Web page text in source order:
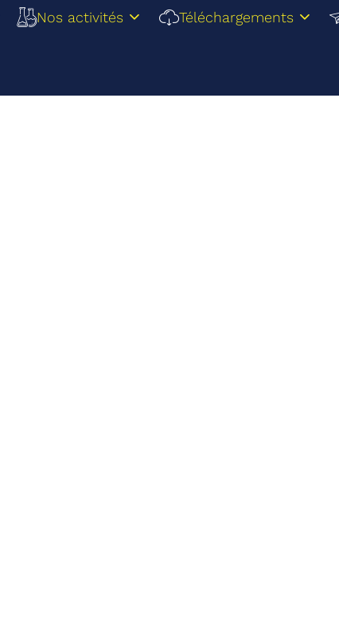
Nos activités Téléchargements